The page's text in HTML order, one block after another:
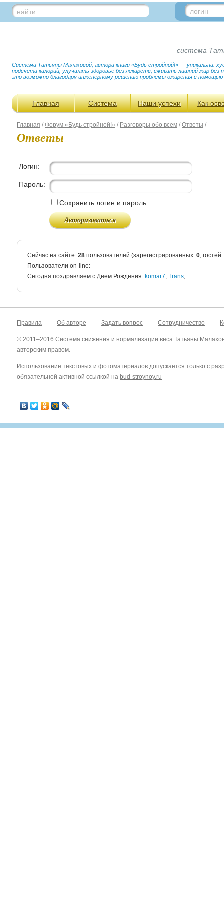
найти логин
система
Система Татьяны Малаховой, автора книги «Будь стройной!» — уникальна:
подсчета калорий, улучшать здоровье без лекарств, сжигать лишний жир
это возможно благодаря инженерному решению проблемы ожирения с
Главная Система Наши успехи Как
Главная /Форум «Будь стройной!» / Разговоры обо всем /Ответы /
Ответы
Логин:
Пароль:
Сохранить логин и пароль
Сейчас на сайте: 28 пользователей (зарегистрированных: 0, гостей:
Пользователи on-line:
Cегодня поздравляем с Днем Рождения: komar7, Trans,
Правила Об авторе Задать вопрос Сотрудничество
© 2011–2016 Система снижения и нормализации веса Татьяны
авторским правом.
Использование текстовых и фотоматериалов допускается только с
обязательной активной ссылкой на bud-stroynoy.ru